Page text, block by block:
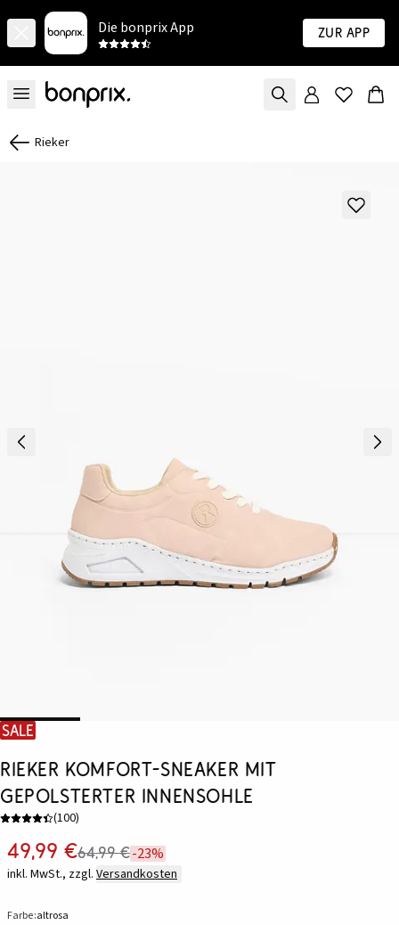
Die bonprix App Zur App
Rieker
SALE
Rieker Komfort-Sneaker mit
gepolsterter Innensohle
(100)
49,99 €64,99 €-23%
inkl. MwSt., zzgl. Versandkosten
Farbe:altrosa